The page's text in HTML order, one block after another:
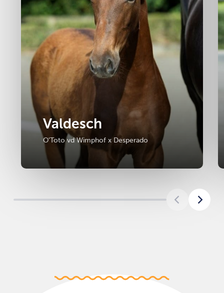
Valdesch
O'Toto vd Wimphof x Desperado